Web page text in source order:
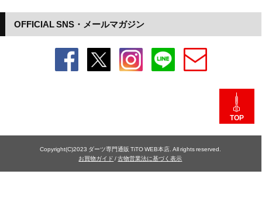
OFFICIAL SNS・メールマガジン
TOP
Copyright(C)2023 ダーツ専門通販 TiTO WEB本店. All rights reserved.
お買物ガイド /古物営業法に基づく表示